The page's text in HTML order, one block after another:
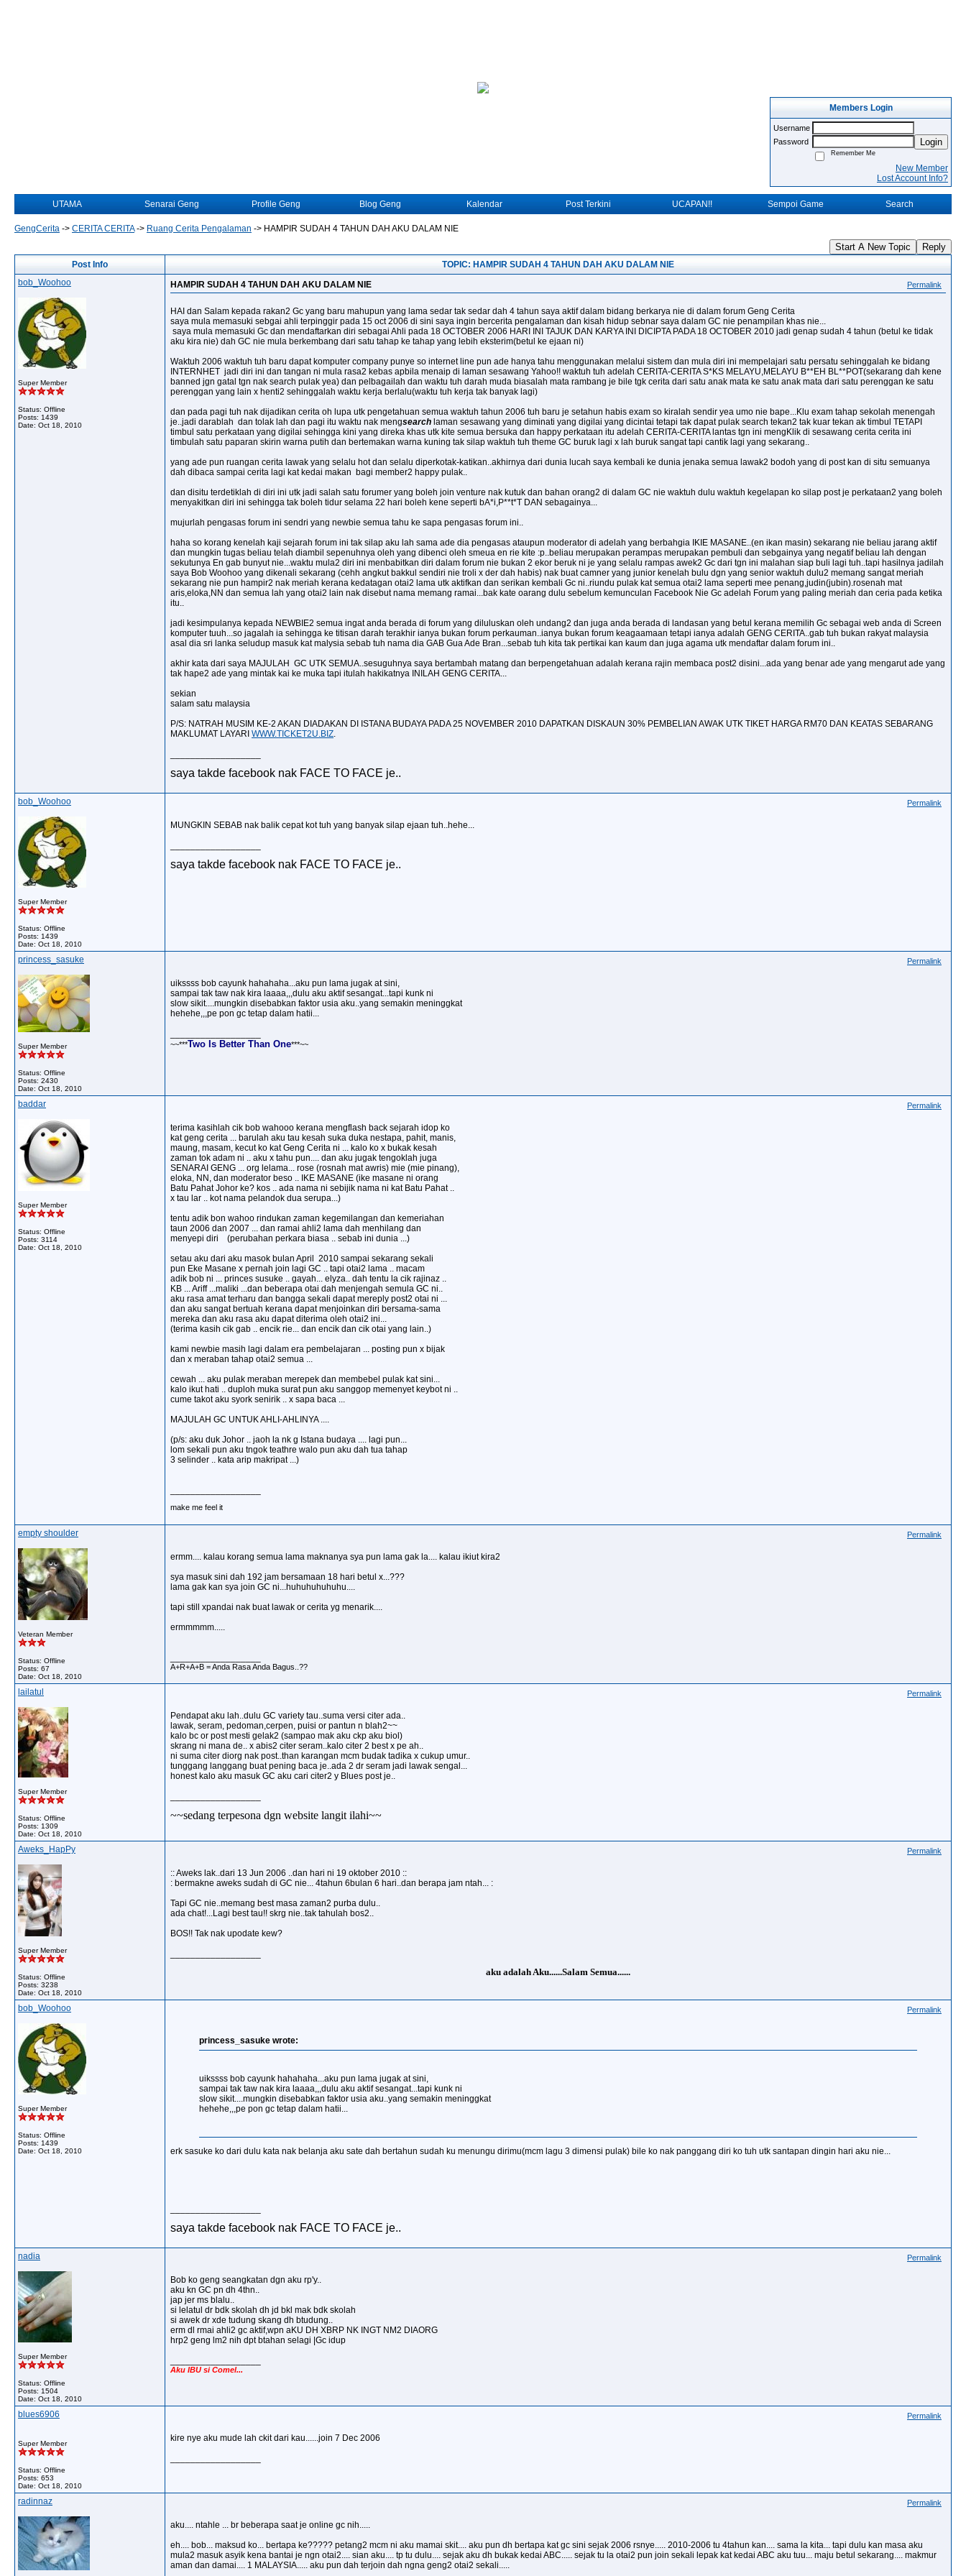
Members Login
Username
Password
Login
Remember Me
New Member
Lost Account Info?
UTAMA Senarai Geng Profile Geng Blog Geng Kalendar Post Terkini UCAPAN!! Sempoi Game Search
GengCerita -> CERITA CERITA-> Ruang Cerita Pengalaman -> HAMPIR SUDAH 4 TAHUN DAH AKU DALAM NIE
Start A New Topic Reply
Post Info
TOPIC: HAMPIR SUDAH 4 TAHUN DAH AKU DALAM NIE
bob_Woohoo
Super Member
Status: Offline
Posts: 1439
Date: Oct 18, 2010
HAMPIR SUDAH 4 TAHUN DAH AKU DALAM NIE Permalink
HAI dan Salam kepada rakan2 Gc yang baru mahupun yang lama sedar tak sedar dah 4 tahun saya aktif dalam bidang berkarya nie di dalam forum Geng Cerita
saya mula memasuki sebgai ahli terpinggir pada 15 oct 2006 di sini saya ingin bercerita pengalaman dan kisah hidup sebnar saya dalam GC nie penampilan khas nie...
saya mula memasuki Gc dan mendaftarkan diri sebagai Ahli pada 18 OCTOBER 2006 HARI INI TAJUK DAN KARYA INI DICIPTA PADA 18 OCTOBER 2010 jadi genap sudah 4 tahun (betul ke tidak
aku kira nie) dah GC nie mula berkembang dari satu tahap ke tahap yang lebih eksterim(betul ke ejaan ni)
Waktuh 2006 waktuh tuh baru dapat komputer company punye so internet line pun ade hanya tahu menggunakan melalui sistem dan mula diri ini mempelajari satu persatu sehinggalah ke bidang
INTERNHET jadi diri ini dan tangan ni mula rasa2 kebas apbila menaip di laman sesawang Yahoo!! waktuh tuh adelah CERITA-CERITA S*KS MELAYU,MELAYU B**EH BL**POT(sekarang dah kene
banned jgn gatal tgn nak search pulak yea) dan pelbagailah dan waktu tuh darah muda biasalah mata rambang je bile tgk cerita dari satu anak mata ke satu anak mata dari satu perenggan ke satu
perenggan yang lain x henti2 sehinggalah waktu kerja berlalu(waktu tuh kerja tak banyak lagi)
dan pada pagi tuh nak dijadikan cerita oh lupa utk pengetahuan semua waktuh tahun 2006 tuh baru je setahun habis exam so kiralah sendir yea umo nie bape...Klu exam tahap sekolah menengah
je..jadi darablah dan tolak lah dan pagi itu waktu nak mengsearch laman sesawang yang diminati yang digilai yang dicintai tetapi tak dapat pulak search tekan2 tak kuar tekan ak timbul TETAPI
timbul satu perkataan yang digilai sehingga kini yang direka khas utk kite semua bersuka dan happy perkataan itu adelah CERITA-CERITA lantas tgn ini mengKlik di sesawang cerita cerita ini
timbulah satu paparan skirin warna putih dan bertemakan warna kuning tak silap waktuh tuh theme GC buruk lagi x lah buruk sangat tapi cantik lagi yang sekarang..
yang ade pun ruangan cerita lawak yang selalu hot dan selalu diperkotak-katikan..akhirnya dari dunia lucah saya kembali ke dunia jenaka semua lawak2 bodoh yang di post kan di situ semuanya
dah dibaca sampai cerita lagi kat kedai makan bagi member2 happy pulak..
dan disitu terdetiklah di diri ini utk jadi salah satu forumer yang boleh join venture nak kutuk dan bahan orang2 di dalam GC nie waktuh dulu waktuh kegelapan ko silap post je perkataan2 yang boleh
menyakitkan diri ini sehingga tak boleh tidur selama 22 hari boleh kene seperti bA*i,P**t*T DAN sebagainya...
mujurlah pengasas forum ini sendri yang newbie semua tahu ke sapa pengasas forum ini..
haha so korang kenelah kaji sejarah forum ini tak silap aku lah sama ade dia pengasas ataupun moderator di adelah yang berbahgia IKIE MASANE..(en ikan masin) sekarang nie beliau jarang aktif
dan mungkin tugas beliau telah diambil sepenuhnya oleh yang dibenci oleh smeua en rie kite :p..beliau merupakan perampas merupakan pembuli dan sebgainya yang negatif beliau lah dengan
sekutunya En gab bunyut nie...waktu mula2 diri ini menbabitkan diri dalam forum nie bukan 2 ekor beruk ni je yang selalu rampas awek2 Gc dari tgn ini malahan siap buli lagi tuh..tapi hasilnya jadilah
saya Bob Woohoo yang dikenali sekarang (cehh angkut bakkul sendiri nie troli x der dah habis) nak buat camner yang junior kenelah bulu dgn yang senior waktuh dulu2 memang sangat meriah
sekarang nie pun hampir2 nak meriah kerana kedatagan otai2 lama utk aktifkan dan serikan kembali Gc ni..riundu pulak kat semua otai2 lama seperti mee penang,judin(jubin).rosenah mat
aris,eloka,NN dan semua lah yang otai2 lain nak disebut nama memang ramai...bak kate oarang dulu sebelum kemunculan Facebook Nie Gc adelah Forum yang paling meriah dan ceria pada ketika
itu..
jadi kesimpulanya kepada NEWBIE2 semua ingat anda berada di forum yang diluluskan oleh undang2 dan juga anda berada di landasan yang betul kerana memilih Gc sebagai web anda di Screen
komputer tuuh...so jagalah ia sehingga ke titisan darah terakhir ianya bukan forum perkauman..ianya bukan forum keagaamaan tetapi ianya adalah GENG CERITA..gab tuh bukan rakyat malaysia
asal dia sri lanka seludup masuk kat malysia sebab tuh nama dia GAB Gua Ade Bran...sebab tuh kita tak pertikai kan kaum dan juga agama utk mendaftar dalam forum ini..
akhir kata dari saya MAJULAH GC UTK SEMUA..sesuguhnya saya bertambah matang dan berpengetahuan adalah kerana rajin membaca post2 disini...ada yang benar ade yang mengarut ade yang
tak hape2 ade yang mintak kai ke muka tapi itulah hakikatnya INILAH GENG CERITA...
sekian
salam satu malaysia
P/S: NATRAH MUSIM KE-2 AKAN DIADAKAN DI ISTANA BUDAYA PADA 25 NOVEMBER 2010 DAPATKAN DISKAUN 30% PEMBELIAN AWAK UTK TIKET HARGA RM70 DAN KEATAS SEBARANG
MAKLUMAT LAYARI WWW.TICKET2U.BIZ.
saya takde facebook nak FACE TO FACE je..
bob_Woohoo
Super Member
Status: Offline
Posts: 1439
Date: Oct 18, 2010
Permalink
MUNGKIN SEBAB nak balik cepat kot tuh yang banyak silap ejaan tuh..hehe...
saya takde facebook nak FACE TO FACE je..
princess_sasuke
Super Member
Status: Offline
Posts: 2430
Date: Oct 18, 2010
Permalink
uikssss bob cayunk hahahaha...aku pun lama jugak at sini,
sampai tak taw nak kira laaaa,,,dulu aku aktif sesangat...tapi kunk ni
slow sikit....mungkin disebabkan faktor usia aku..yang semakin meninggkat
hehehe,,,pe pon gc tetap dalam hatii...
~~***Two Is Better Than One***~~
baddar
Super Member
Status: Offline
Posts: 3114
Date: Oct 18, 2010
Permalink
terima kasihlah cik bob wahooo kerana mengflash back sejarah idop ko
kat geng cerita ... barulah aku tau kesah suka duka nestapa, pahit, manis,
maung, masam, kecut ko kat Geng Cerita ni ... kalo ko x bukak kesah
zaman tok adam ni .. aku x tahu pun.... dan aku jugak tengoklah juga
SENARAI GENG ... org lelama... rose (rosnah mat awris) mie (mie pinang),
eloka, NN, dan moderator beso .. IKE MASANE (ike masane ni orang
Batu Pahat Johor ke? kos .. ada nama ni sebijik nama ni kat Batu Pahat ..
x tau lar .. kot nama pelandok dua serupa...)
tentu adik bon wahoo rindukan zaman kegemilangan dan kemeriahan
taun 2006 dan 2007 ... dan ramai ahli2 lama dah menhilang dan
menyepi diri (perubahan perkara biasa .. sebab ini dunia ...)
setau aku dari aku masok bulan April 2010 sampai sekarang sekali
pun Eke Masane x pernah join lagi GC .. tapi otai2 lama .. macam
adik bob ni ... princes susuke .. gayah... elyza.. dah tentu la cik rajinaz ..
KB ... Ariff ...maliki ...dan beberapa otai dah menjengah semula GC ni..
aku rasa amat terharu dan bangga sekali dapat mereply post2 otai ni ...
dan aku sangat bertuah kerana dapat menjoinkan diri bersama-sama
mereka dan aku rasa aku dapat diterima oleh otai2 ini...
(terima kasih cik gab .. encik rie... dan encik dan cik otai yang lain..)
kami newbie masih lagi dalam era pembelajaran ... posting pun x bijak
dan x meraban tahap otai2 semua ...
cewah ... aku pulak meraban merepek dan membebel pulak kat sini...
kalo ikut hati .. duploh muka surat pun aku sanggop memenyet keybot ni ..
cume takot aku syork senirik .. x sapa baca ...
MAJULAH GC UNTUK AHLI-AHLINYA ....
(p/s: aku duk Johor .. jaoh la nk g Istana budaya .... lagi pun...
lom sekali pun aku tngok teathre walo pun aku dah tua tahap
3 selinder .. kata arip makripat ...)
make me feel it
empty shoulder
Veteran Member
Status: Offline
Posts: 67
Date: Oct 18, 2010
Permalink
ermm.... kalau korang semua lama maknanya sya pun lama gak la.... kalau ikiut kira2
sya masuk sini dah 192 jam bersamaan 18 hari betul x...???
lama gak kan sya join GC ni...huhuhuhuhuhu....
tapi still xpandai nak buat lawak or cerita yg menarik....
ermmmmm.....
A+R+A+B = Anda Rasa Anda Bagus..??
lailatul
Super Member
Status: Offline
Posts: 1309
Date: Oct 18, 2010
Permalink
Pendapat aku lah..dulu GC variety tau..suma versi citer ada..
lawak, seram, pedoman,cerpen, puisi or pantun n blah2~~
kalo bc or post mesti gelak2 (sampao mak aku ckp aku biol)
skrang ni mana de.. x abis2 citer seram..kalo citer 2 best x pe ah..
ni suma citer diorg nak post..than karangan mcm budak tadika x cukup umur..
tunggang langgang buat pening baca je..ada 2 dr seram jadi lawak sengal...
honest kalo aku masuk GC aku cari citer2 y Blues post je..
~~sedang terpesona dgn website langit ilahi~~
Aweks_HapPy
Super Member
Status: Offline
Posts: 3238
Date: Oct 18, 2010
Permalink
:: Aweks lak..dari 13 Jun 2006 ..dan hari ni 19 oktober 2010 ::
: bermakne aweks sudah di GC nie... 4tahun 6bulan 6 hari..dan berapa jam ntah... :
Tapi GC nie..memang best masa zaman2 purba dulu..
ada chat!...Lagi best tau!! skrg nie..tak tahulah bos2..
BOS!! Tak nak upodate kew?
aku adalah Aku......Salam Semua......
bob_Woohoo
Super Member
Status: Offline
Posts: 1439
Date: Oct 18, 2010
Permalink
princess_sasuke wrote:
uikssss bob cayunk hahahaha...aku pun lama jugak at sini,
sampai tak taw nak kira laaaa,,,dulu aku aktif sesangat...tapi kunk ni
slow sikit....mungkin disebabkan faktor usia aku..yang semakin meninggkat
hehehe,,,pe pon gc tetap dalam hatii...
erk sasuke ko dari dulu kata nak belanja aku sate dah bertahun sudah ku menungu dirimu(mcm lagu 3 dimensi pulak) bile ko nak panggang diri ko tuh utk santapan dingin hari aku nie...
saya takde facebook nak FACE TO FACE je..
nadia
Super Member
Status: Offline
Posts: 1504
Date: Oct 18, 2010
Permalink
Bob ko geng seangkatan dgn aku rp'y..
aku kn GC pn dh 4thn..
jap jer ms blalu..
si lelatul dr bdk skolah dh jd bkl mak bdk skolah
si awek dr xde tudung skang dh btudung..
erm dl rmai ahli2 gc aktif,wpn aKU DH XBRP NK INGT NM2 DIAORG
hrp2 geng lm2 nih dpt btahan selagi |Gc idup
Aku IBU si Comel...
blues6906
Super Member
Status: Offline
Posts: 653
Date: Oct 18, 2010
Permalink
kire nye aku mude lah ckit dari kau......join 7 Dec 2006
radinnaz Permalink
aku.... ntahle ... br beberapa saat je online gc nih.....
eh.... bob... maksud ko... bertapa ke????? petang2 mcm ni aku mamai skit.... aku pun dh bertapa kat gc sini sejak 2006 rsnye..... 2010-2006 tu 4tahun kan.... sama la kita... tapi dulu kan masa aku
mula2 masuk asyik kena bantai je ngn otai2.... sian aku.... tp tu dulu.... sejak aku dh bukak kedai ABC..... sejak tu la otai2 pun join sekali lepak kat kedai ABC aku tuu... maju betul sekarang.... makmur
aman dan damai.... 1 MALAYSIA..... aku pun dah terjoin dah ngna geng2 otai2 sekali.....